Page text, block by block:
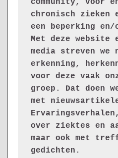
community, voor
chronisch zieken
een beperking en/
Met deze website
media streven we
erkenning,
voor deze vaak
groep. Dat doen
met
over ziektes en
maar ook met
gedichten.